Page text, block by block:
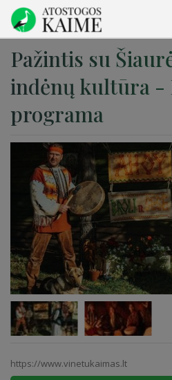
Pažintis su
indėnų kultūra -
programa
https://www.vinetukaimas.lt